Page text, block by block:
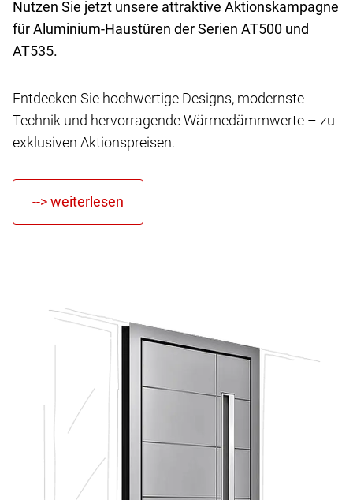
Nutzen Sie jetzt unsere attraktive Aktionskampagne
für Aluminium-Haustüren der Serien AT500 und
AT535.
Entdecken Sie hochwertige Designs, modernste
Technik und hervorragende Wärmedämmwerte – zu
exklusiven Aktionspreisen.